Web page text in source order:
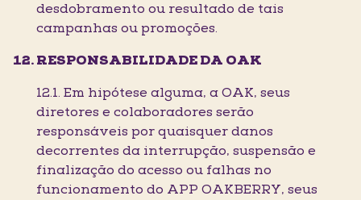
desdobramento ou resultado de tais
campanhas ou promoções.
RESPONSABILIDADE DA OAK
12.1. Em hipótese alguma, a OAK, seus
diretores e colaboradores serão
responsáveis por quaisquer danos
decorrentes da interrupção, suspensão e
finalização do acesso ou falhas no
funcionamento do APP OAKBERRY, seus